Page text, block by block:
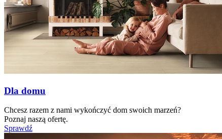
Dla domu
Chcesz razem z nami wykończyć dom swoich marzeń?
Poznaj naszą ofertę.
Sprawdź